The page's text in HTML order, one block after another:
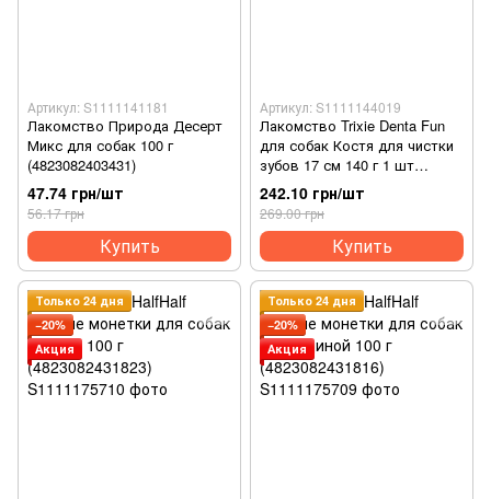
Артикул: S1111141181
Лакомство Природа Десерт
Микс для собак 100 г
(4823082403431)
47.74 грн/шт
56.17 грн
Купить
Артикул: S1111144019
Лакомство Trixie Denta Fun
для собак Костя для чистки
зубов 17 см 140 г 1 шт
(4011905313443)
242.10 грн/шт
269.00 грн
Купить
Только 24 дня
−20%
Акция
Только 24 дня
−20%
Акция